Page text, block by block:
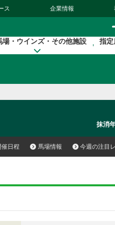
ス 企業情報
場・ウインズ・その他施設 指
抹消
催日程 馬場情報 今週の注目